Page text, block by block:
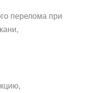
перелома при